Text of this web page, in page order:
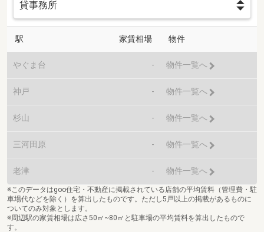
駅 家賃相場 物件
やぐま台 - 物件一覧へ
神戸 - 物件一覧へ
杉山 - 物件一覧へ
三河田原 - 物件一覧へ
老津 - 物件一覧へ
※このデータはgoo住宅・不動産に掲載されている店舗の平均賃料（管理費・駐
車場代などを除く）を算出したものです。ただし5戸以上の掲載があるものに
ついてのみ対象とします。
※周辺駅の家賃相場は広さ50㎡~80㎡と駐車場の平均賃料を算出したもので
す。